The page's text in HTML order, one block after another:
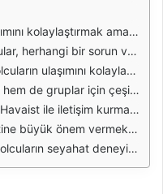
sunar. Havaist, çeşitli güzergahlarda hizmet vermekte ve yolcularının ihtiyaçlarına göre tasarlanmış modern otobüs filosuyla dikkat çekmektedir.
için 7/24 hizmet vermektedir. Bu sayede, yolcuların seyahatleri boyunca karşılaştıkları sorunlara hızlı bir şekilde yanıt alabilmeleri sağlanır.
hizmetler hakkında bilgi alabilirler. Ayrıca, yolcular seyahatleri sırasında yaşadıkları problemleri bu hat üzerinden iletebilirler.
doğrudan yetkililere ulaşabilirler. Bu sayede, özel etkinlikler ve organizasyonlar için uygun fiyatlı taşıma çözümleri sağlanabilir.
ve duyurularını bu platformlar üzerinden yapmaktadır. Bu durum, yolcuların güncel bilgilere hızlıca ulaşmalarını sağlar.
iletişim kurarak sorunlarını ileten yolcular, Havaist’in sunduğu hizmetlerin kalitesini artırmak için önemli bir rol oynamaktadır.
yolcuların seyahatleri sırasında karşılaştıkları her türlü sorun için bir çözüm noktası oluşturmaktadır.